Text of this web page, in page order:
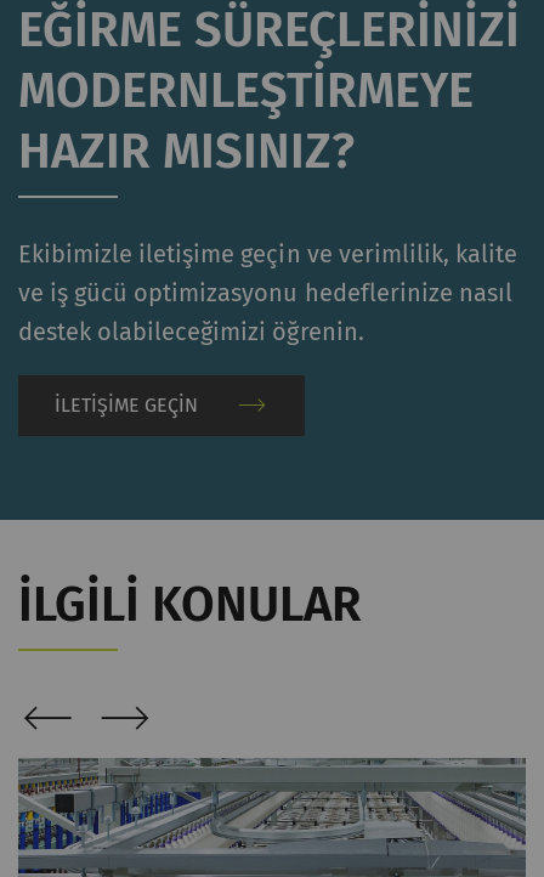
EĞIRME SÜREÇLERINIZI
MODERNLEŞTIRMEYE
HAZIR MISINIZ?
Ekibimizle iletişime geçin ve verimlilik, kalite
ve iş gücü optimizasyonu hedeflerinize nasıl
destek olabileceğimizi öğrenin.
İLETIŞIME GEÇIN
İLGILI KONULAR